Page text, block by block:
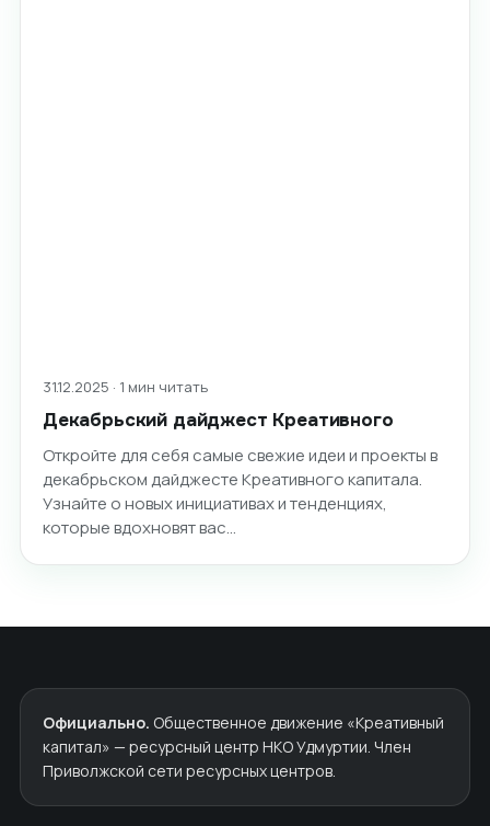
31.12.2025 · 1 мин читать
Декабрьский дайджест Креативного
Откройте для себя самые свежие идеи и проекты в
декабрьском дайджесте Креативного капитала.
Узнайте о новых инициативах и тенденциях,
которые вдохновят вас…
Официально. Общественное движение «Креативный
капитал» — ресурсный центр НКО Удмуртии. Член
Приволжской сети ресурсных центров.